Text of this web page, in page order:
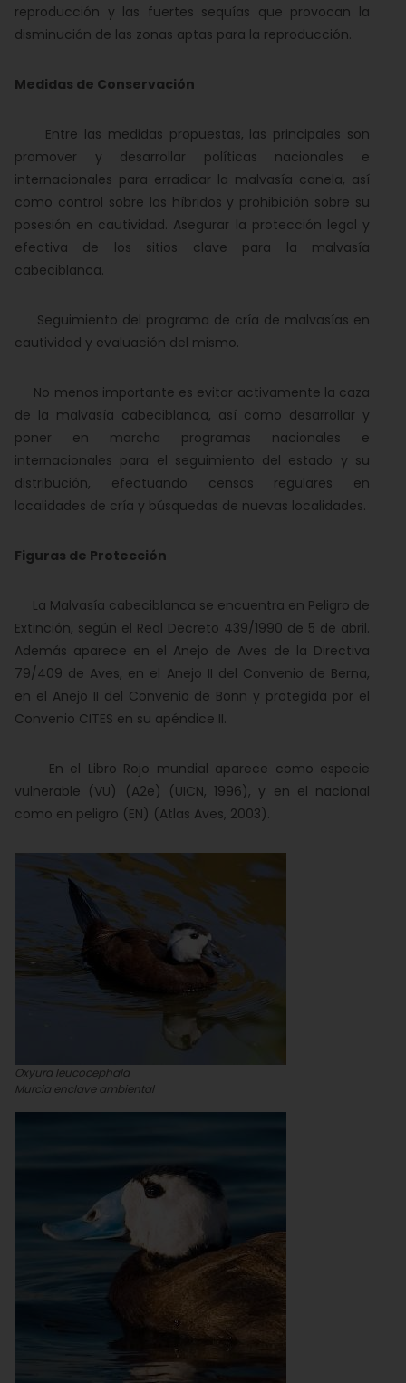
reproducción y las fuertes sequías que provocan la
disminución de las zonas aptas para la reproducción.
Medidas de Conservación
Entre las medidas propuestas, las principales son
promover y desarrollar políticas nacionales e
internacionales para erradicar la malvasía canela, así
como control sobre los híbridos y prohibición sobre su
posesión en cautividad. Asegurar la protección legal y
efectiva de los sitios clave para la malvasía
cabeciblanca.
Seguimiento del programa de cría de malvasías en
cautividad y evaluación del mismo.
No menos importante es evitar activamente la caza
de la malvasía cabeciblanca, así como desarrollar y
poner en marcha programas nacionales e
internacionales para el seguimiento del estado y su
distribución, efectuando censos regulares en
localidades de cría y búsquedas de nuevas localidades.
Figuras de Protección
La Malvasía cabeciblanca se encuentra en Peligro de
Extinción, según el Real Decreto 439/1990 de 5 de abril.
Además aparece en el Anejo de Aves de la Directiva
79/409 de Aves, en el Anejo II del Convenio de Berna,
en el Anejo II del Convenio de Bonn y protegida por el
Convenio CITES en su apéndice II.
En el Libro Rojo mundial aparece como especie
vulnerable (VU) (A2e) (UICN, 1996), y en el nacional
como en peligro (EN) (Atlas Aves, 2003).
Oxyura leucocephala
Murcia enclave ambiental